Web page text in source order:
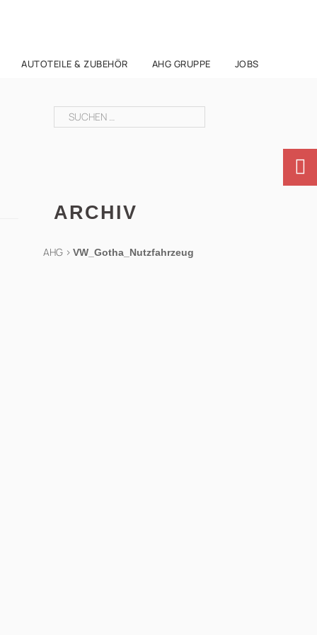
AUTOTEILE & ZUBEHÖR AHG GRUPPE JOBS
Suchen
nach:
ARCHIV
AHG > VW_Gotha_Nutzfahrzeug